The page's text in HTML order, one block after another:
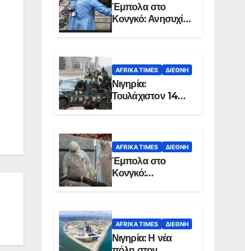
Έμπολα στο
Κονγκό: Ανησυχία
για τη μεγάλη
AFRIKA TIMES ΔΙΕΘΝΉ
Νιγηρία:
Τουλάχιστον 14
νεκροί από
στην Οτούκπο
AFRIKA TIMES ΔΙΕΘΝΉ
Έμπολα στο
Κονγκό:
Ξεπέρασαν τους
AFRIKA TIMES ΔΙΕΘΝΉ
Νιγηρία: Η νέα